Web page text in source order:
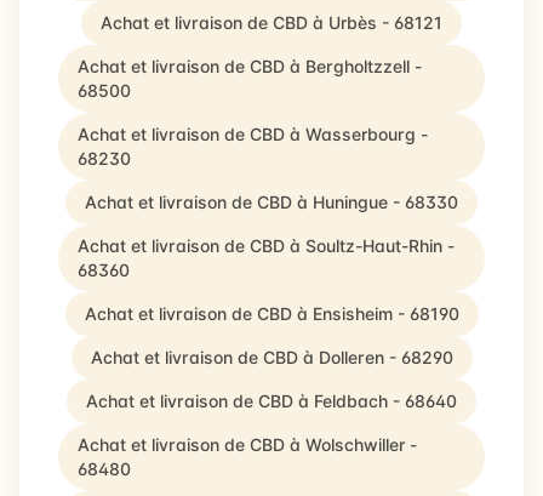
Achat et livraison de CBD à Urbès - 68121
Achat et livraison de CBD à Bergholtzzell -
68500
Achat et livraison de CBD à Wasserbourg -
68230
Achat et livraison de CBD à Huningue - 68330
Achat et livraison de CBD à Soultz-Haut-Rhin -
68360
Achat et livraison de CBD à Ensisheim - 68190
Achat et livraison de CBD à Dolleren - 68290
Achat et livraison de CBD à Feldbach - 68640
Achat et livraison de CBD à Wolschwiller -
68480